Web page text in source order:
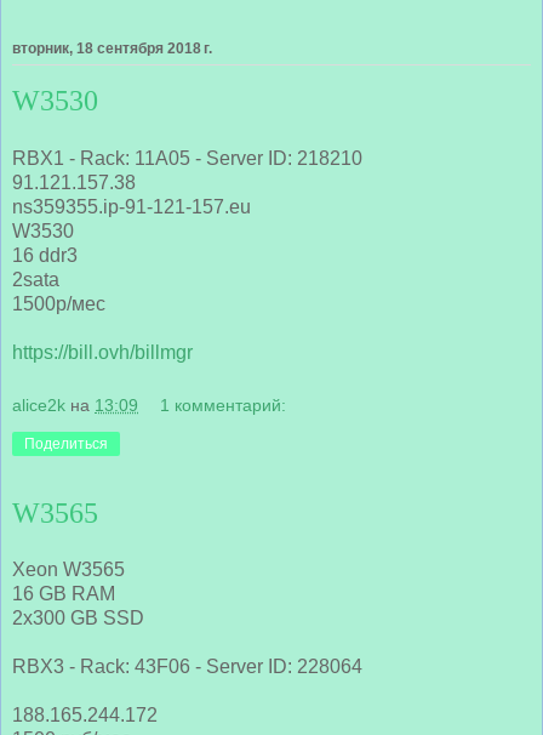
вторник, 18 сентября 2018 г.
W3530
RBX1 - Rack: 11A05 - Server ID: 218210
91.121.157.38
ns359355.ip-91-121-157.eu
W3530
16 ddr3
2sata
1500р/мес
https://bill.ovh/billmgr
alice2k на 13:09 1 комментарий:
Поделиться
W3565
Xeon W3565
16 GB RAM
2x300 GB SSD
RBX3 - Rack: 43F06 - Server ID: 228064
188.165.244.172